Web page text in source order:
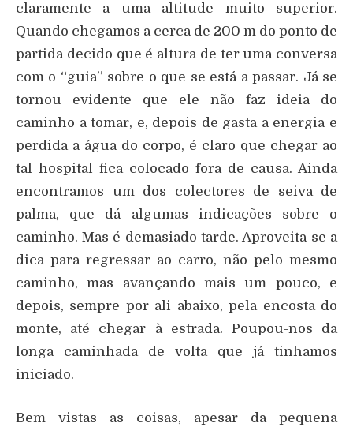
claramente a uma altitude muito superior.
Quando chegamos a cerca de 200 m do ponto de
partida decido que é altura de ter uma conversa
com o “guia” sobre o que se está a passar. Já se
tornou evidente que ele não faz ideia do
caminho a tomar, e, depois de gasta a energia e
perdida a água do corpo, é claro que chegar ao
tal hospital fica colocado fora de causa. Ainda
encontramos um dos colectores de seiva de
palma, que dá algumas indicações sobre o
caminho. Mas é demasiado tarde. Aproveita-se a
dica para regressar ao carro, não pelo mesmo
caminho, mas avançando mais um pouco, e
depois, sempre por ali abaixo, pela encosta do
monte, até chegar à estrada. Poupou-nos da
longa caminhada de volta que já tinhamos
iniciado.
Bem vistas as coisas, apesar da pequena